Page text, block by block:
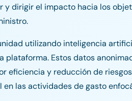
dirigir el impacto hacia los
utilizando inteligencia
Estos datos
eficiencia y reducción de
las actividades de gasto